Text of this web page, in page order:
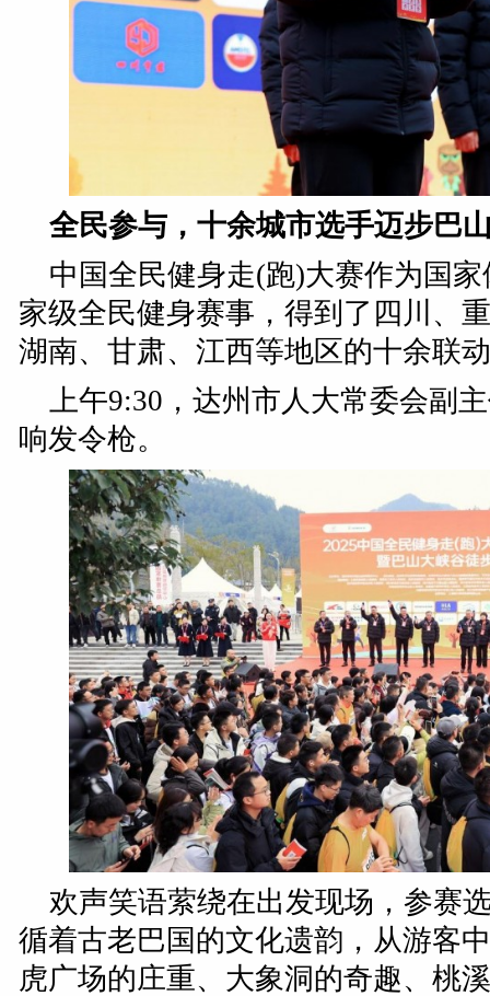
全民参与，十余城市选手迈步巴
中国全民健身走(跑)大赛作为国
家级全民健身赛事，得到了四川、
湖南、甘肃、江西等地区的十余联
上午9:30，达州市人大常委会副
响发令枪。
欢声笑语萦绕在出发现场，参赛
循着古老巴国的文化遗韵，从游客
虎广场的庄重、大象洞的奇趣、桃